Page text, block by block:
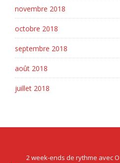
novembre 2018
octobre 2018
septembre 2018
août 2018
juillet 2018
2 week-ends de rythme avec